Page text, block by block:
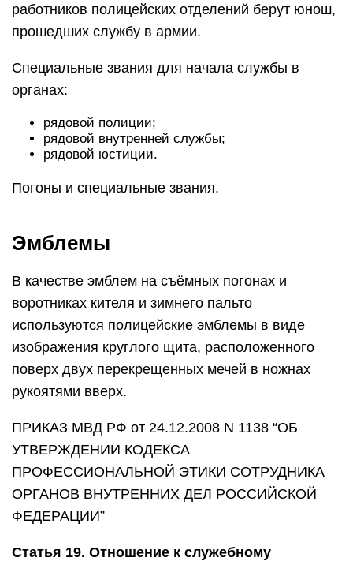
работников полицейских отделений берут юнош,
прошедших службу в армии.
Специальные звания для начала службы в
органах:
рядовой полиции;
рядовой внутренней службы;
рядовой юстиции.
Погоны и специальные звания.
Эмблемы
В качестве эмблем на съёмных погонах и
воротниках кителя и зимнего пальто
используются полицейские эмблемы в виде
изображения круглого щита, расположенного
поверх двух перекрещенных мечей в ножнах
рукоятями вверх.
ПРИКАЗ МВД РФ от 24.12.2008 N 1138 “ОБ
УТВЕРЖДЕНИИ КОДЕКСА
ПРОФЕССИОНАЛЬНОЙ ЭТИКИ СОТРУДНИКА
ОРГАНОВ ВНУТРЕННИХ ДЕЛ РОССИЙСКОЙ
ФЕДЕРАЦИИ”
Статья 19. Отношение к служебному